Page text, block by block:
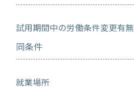
試用期間中の労働条件変更有無
同条件
就業場所